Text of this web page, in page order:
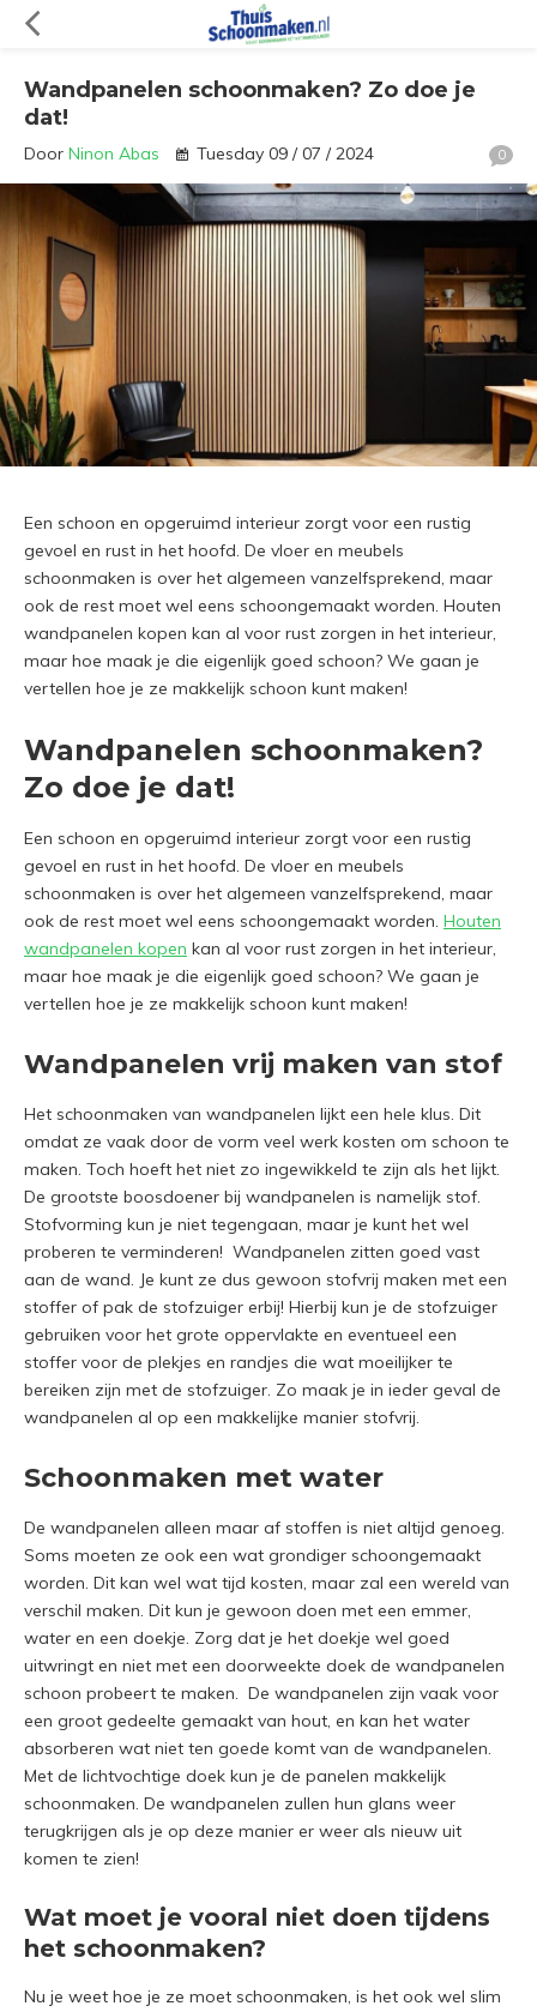
Wandpanelen schoonmaken? Zo doe je
dat!
Door Ninon Abas Tuesday 09 / 07 / 2024 0
Een schoon en opgeruimd interieur zorgt voor een rustig
gevoel en rust in het hoofd. De vloer en meubels
schoonmaken is over het algemeen vanzelfsprekend, maar
ook de rest moet wel eens schoongemaakt worden. Houten
wandpanelen kopen kan al voor rust zorgen in het interieur,
maar hoe maak je die eigenlijk goed schoon? We gaan je
vertellen hoe je ze makkelijk schoon kunt maken!
Wandpanelen schoonmaken?
Zo doe je dat!
Een schoon en opgeruimd interieur zorgt voor een rustig
gevoel en rust in het hoofd. De vloer en meubels
schoonmaken is over het algemeen vanzelfsprekend, maar
ook de rest moet wel eens schoongemaakt worden. Houten
wandpanelen kopen kan al voor rust zorgen in het interieur,
maar hoe maak je die eigenlijk goed schoon? We gaan je
vertellen hoe je ze makkelijk schoon kunt maken!
Wandpanelen vrij maken van stof
Het schoonmaken van wandpanelen lijkt een hele klus. Dit
omdat ze vaak door de vorm veel werk kosten om schoon te
maken. Toch hoeft het niet zo ingewikkeld te zijn als het lijkt.
De grootste boosdoener bij wandpanelen is namelijk stof.
Stofvorming kun je niet tegengaan, maar je kunt het wel
proberen te verminderen! Wandpanelen zitten goed vast
aan de wand. Je kunt ze dus gewoon stofvrij maken met een
stoffer of pak de stofzuiger erbij! Hierbij kun je de stofzuiger
gebruiken voor het grote oppervlakte en eventueel een
stoffer voor de plekjes en randjes die wat moeilijker te
bereiken zijn met de stofzuiger. Zo maak je in ieder geval de
wandpanelen al op een makkelijke manier stofvrij.
Schoonmaken met water
De wandpanelen alleen maar af stoffen is niet altijd genoeg.
Soms moeten ze ook een wat grondiger schoongemaakt
worden. Dit kan wel wat tijd kosten, maar zal een wereld van
verschil maken. Dit kun je gewoon doen met een emmer,
water en een doekje. Zorg dat je het doekje wel goed
uitwringt en niet met een doorweekte doek de wandpanelen
schoon probeert te maken. De wandpanelen zijn vaak voor
een groot gedeelte gemaakt van hout, en kan het water
absorberen wat niet ten goede komt van de wandpanelen.
Met de lichtvochtige doek kun je de panelen makkelijk
schoonmaken. De wandpanelen zullen hun glans weer
terugkrijgen als je op deze manier er weer als nieuw uit
komen te zien!
Wat moet je vooral niet doen tijdens
het schoonmaken?
Nu je weet hoe je ze moet schoonmaken, is het ook wel slim